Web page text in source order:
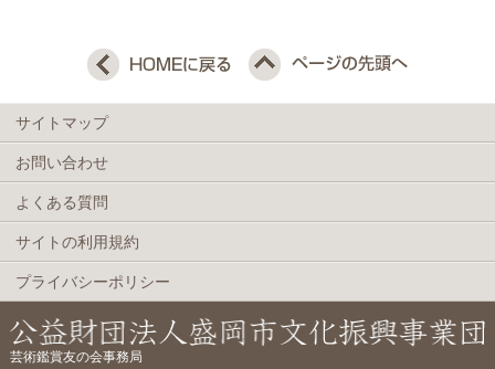
サイトマップ
お問い合わせ
よくある質問
サイトの利用規約
プライバシーポリシー
芸術鑑賞友の会事務局